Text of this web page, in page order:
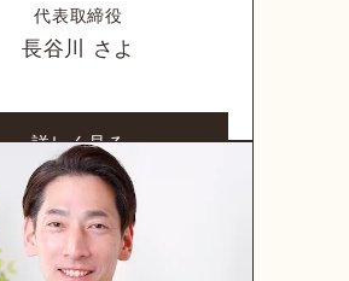
代表取締役
長谷川 さよ
詳しく見る